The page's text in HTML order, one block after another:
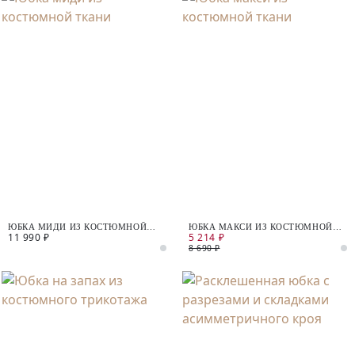
ЮБКА МИДИ ИЗ КОСТЮМНОЙ
ТКАНИ
11 990 ₽
ЮБКА МАКСИ ИЗ КОСТЮМНОЙ
ТКАНИ
5 214 ₽
8 690 ₽